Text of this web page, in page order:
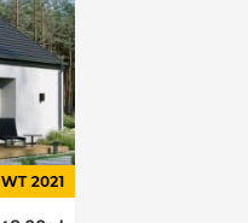
garażu
Tak